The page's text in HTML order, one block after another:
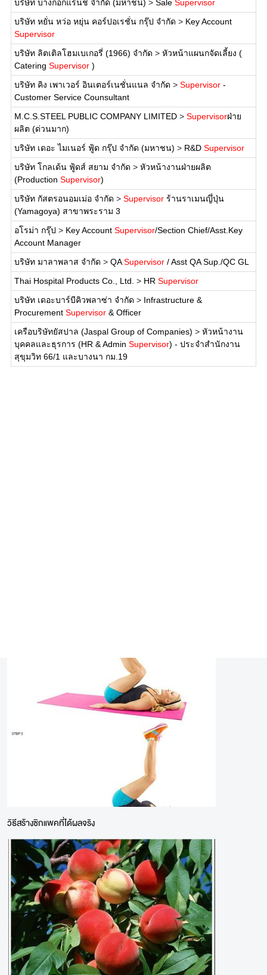
บริษัท บางกอกแร้นช์ จำกัด (มหาชน) > Sale Supervisor
บริษัท หยั่น หว่อ หยุ่น คอร์ปอเรชั่น กรุ๊ป จำกัด > Key Account
Supervisor
บริษัท ลิตเติลโฮมเบเกอรี่ (1966) จำกัด > หัวหน้าแผนกจัดเลี้ยง (
Catering Supervisor)
บริษัท คิง เพาเวอร์ อินเตอร์เนชั่นแนล จำกัด > Supervisor-
Customer Service Counsultant
M.C.S.STEEL PUBLIC COMPANY LIMITED> Supervisorฝ่าย
ผลิต (ด่วนมาก)
บริษัท เดอะ ไมเนอร์ ฟู้ด กรุ๊ป จำกัด (มหาชน) > R&D Supervisor
บริษัท โกลเด้น ฟู้ดส์ สยาม จำกัด > หัวหน้างานฝ่ายผลิต
(Production Supervisor)
บริษัท กัสตรอนอมเม่อ จำกัด > Supervisorร้านราเมนญึ่ปุ่น
(Yamagoya) สาขาพระราม 3
อโรม่า กรุ๊ป > Key Account Supervisor/Section Chief/Asst.Key
Account Manager
บริษัท มาลาพลาส จำกัด > QASupervisor/ Asst QA Sup./QC GL
Thai Hospital Products Co., Ltd. > HR Supervisor
บริษัท เดอะบาร์บีคิวพลาซ่า จำกัด > Infrastructure &
Procurement Supervisor& Officer
เครือบริษัทยัสปาล (Jaspal Group of Companies) > หัวหน้างาน
บุคคลและธุรการ (HR & Admin Supervisor) - ประจำสำนักงาน
สุขุมวิท 66/1 และบางนา กม.19
วิธีสร้างซิกแพคที่ได้ผลจริง